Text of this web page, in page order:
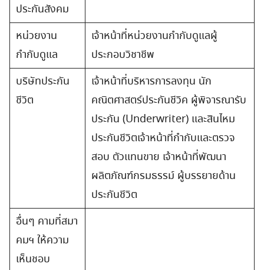
ประกันสังคม
หน่วยงาน
กำกับดูแล
เจ้าหน้าที่หน่วยงานกำกับดูแลผู้
ประกอบวิชาชีพ
บริษัทประกัน
ชีวิต
เจ้าหน้าที่บริหารการลงทุน นัก
คณิตศาสตร์ประกันชีวิค ผู้พิจารณารับ
ประกัน (Underwriter) และสินไหม
ประกันชีวิตเจ้าหน้าที่กำกับและตรวจ
สอบ ตัวแทนขาย เจ้าหน้าที่พัฒนา
ผลิตภัณฑ์กรมธรรม์ ผู้บรรยายด้าน
ประกันชีวิต
อื่นๆ คามที่สมา
คมฯ ให้ความ
เห็นชอบ